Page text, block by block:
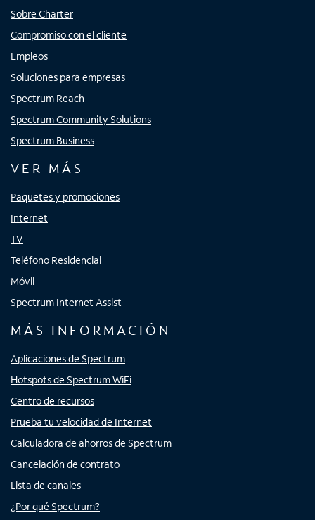
Sobre Charter
Compromiso con el cliente
Empleos
Soluciones para empresas
Spectrum Reach
Spectrum Community Solutions
Spectrum Business
VER MÁS
Paquetes y promociones
Internet
TV
Teléfono Residencial
Móvil
Spectrum Internet Assist
MÁS INFORMACIÓN
Aplicaciones de Spectrum
Hotspots de Spectrum WiFi
Centro de recursos
Prueba tu velocidad de Internet
Calculadora de ahorros de Spectrum
Cancelación de contrato
Lista de canales
¿Por qué Spectrum?